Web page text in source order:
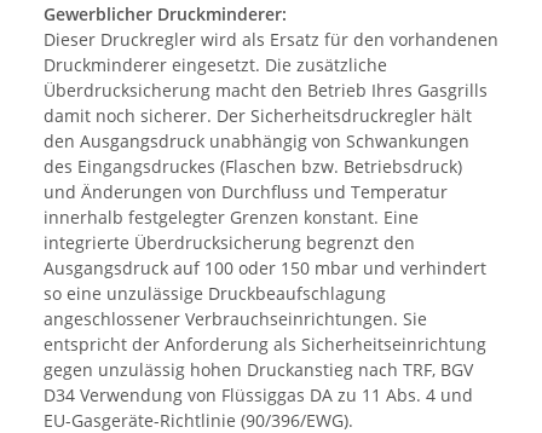
Gewerblicher Druckminderer:
Dieser Druckregler wird als Ersatz für den vorhandenen
Druckminderer eingesetzt. Die zusätzliche
Überdrucksicherung macht den Betrieb Ihres Gasgrills
damit noch sicherer. Der Sicherheitsdruckregler hält
den Ausgangsdruck unabhängig von Schwankungen
des Eingangsdruckes (Flaschen bzw. Betriebsdruck)
und Änderungen von Durchfluss und Temperatur
innerhalb festgelegter Grenzen konstant. Eine
integrierte Überdrucksicherung begrenzt den
Ausgangsdruck auf 100 oder 150 mbar und verhindert
so eine unzulässige Druckbeaufschlagung
angeschlossener Verbrauchseinrichtungen. Sie
entspricht der Anforderung als Sicherheitseinrichtung
gegen unzulässig hohen Druckanstieg nach TRF, BGV
D34 Verwendung von Flüssiggas DA zu 11 Abs. 4 und
EU-Gasgeräte-Richtlinie (90/396/EWG).